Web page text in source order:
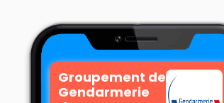
Groupement de
Gendarmerie